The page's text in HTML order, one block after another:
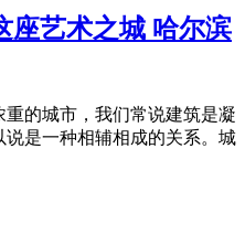
座艺术之城 哈尔滨
的城市，我们常说建筑是凝
是一种相辅相成的关系。城